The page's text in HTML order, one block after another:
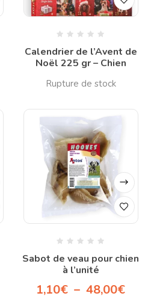
Calendrier de l’Avent de
Noël 225 gr – Chien
Sabot de veau pour chien
à l’unité
1,10€ – 48,00€